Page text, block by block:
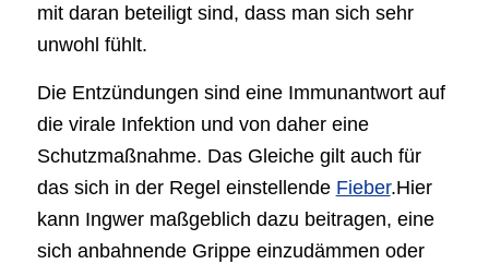
mit daran beteiligt sind, dass man sich sehr
unwohl fühlt.
Die Entzündungen sind eine Immunantwort auf
die virale Infektion und von daher eine
Schutzmaßnahme. Das Gleiche gilt auch für
das sich in der Regel einstellende Fieber.Hier
kann Ingwer maßgeblich dazu beitragen, eine
sich anbahnende Grippe einzudämmen oder